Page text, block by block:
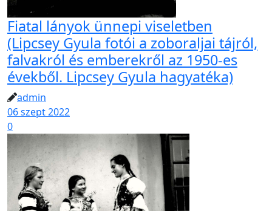
Fiatal lányok ünnepi viseletben
(Lipcsey Gyula fotói a zoboraljai tájról,
falvakról és emberekről az 1950-es
évekből. Lipcsey Gyula hagyatéka)
admin
06 szept 2022
0